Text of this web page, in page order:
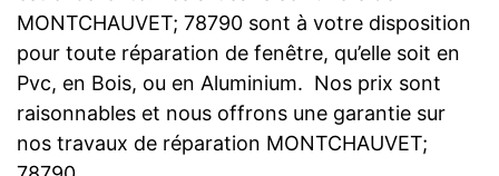
MONTCHAUVET; 78790 sont à votre disposition
pour toute réparation de fenêtre, qu’elle soit en
Pvc, en Bois, ou en Aluminium. Nos prix sont
raisonnables et nous offrons une garantie sur
nos travaux de réparation MONTCHAUVET;